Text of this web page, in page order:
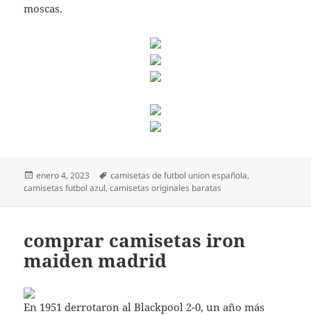
moscas.
Publicado
el
enero 4, 2023 Etiquetas
camisetas de futbol union española,
camisetas futbol azul,camisetas originales baratas
comprar camisetas iron
maiden madrid
En 1951 derrotaron al Blackpool 2-0, un año más